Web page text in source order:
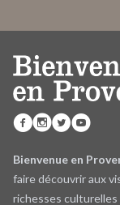
Bienvenue en
faire découvrir aux
richesses